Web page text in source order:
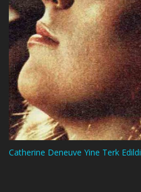
Catherine Deneuve Yine Terk Edildi